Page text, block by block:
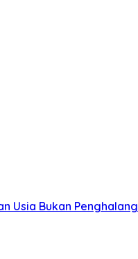
Usia Bukan Penghalang